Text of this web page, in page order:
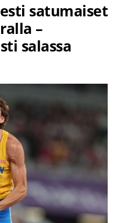
satumaiset
–
salassa